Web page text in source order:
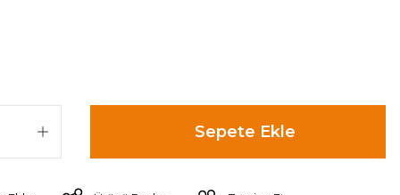
Sepete Ekle